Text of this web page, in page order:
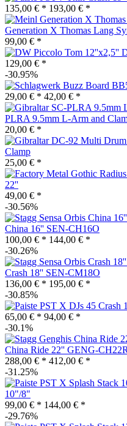
135,00 € * 193,00 € *
Generation X Thomas Lang
99,00 € *
129,00 € *
-30.95%
29,00 € * 42,00 € *
PLRA 9.5mm L-Arm and
20,00 € *
Clamp
25,00 € *
22''
49,00 € *
-30.56%
China 16'' SEN-CH16O
100,00 € * 144,00 € *
-30.26%
Crash 18'' SEN-CM18O
136,00 € * 195,00 € *
-30.85%
65,00 € * 94,00 € *
-30.1%
China Ride 22'' GENG-CH22R
288,00 € * 412,00 € *
-31.25%
10"/8"
99,00 € * 144,00 € *
-29.76%